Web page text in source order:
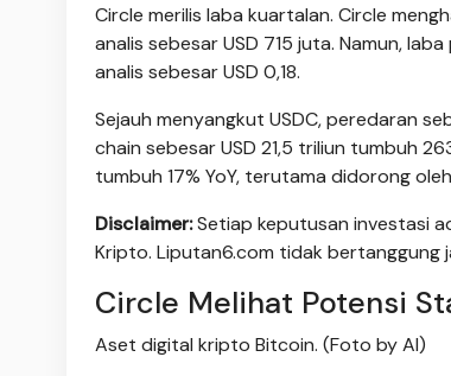
Circle merilis laba kuartalan. Circle
analis sebesar USD 715 juta. Namun,
analis sebesar USD 0,18.
Sejauh menyangkut USDC, peredaran
chain sebesar USD 21,5 triliun tumbuh
tumbuh 17% YoY, terutama didorong
Disclaimer:Setiap keputusan investasi
Kripto. Liputan6.com tidak bertanggung
Circle Melihat Potensi
Aset digital kripto Bitcoin. (Foto by AI)